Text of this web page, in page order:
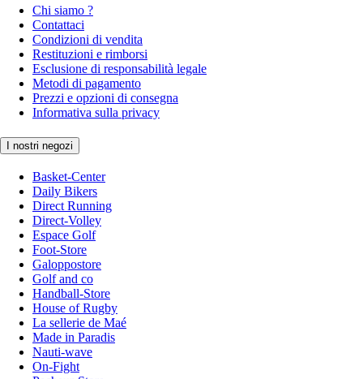
Chi siamo ?
Contattaci
Condizioni di vendita
Restituzioni e rimborsi
Esclusione di responsabilità legale
Metodi di pagamento
Prezzi e opzioni di consegna
Informativa sulla privacy
I nostri negozi
Basket-Center
Daily Bikers
Direct Running
Direct-Volley
Espace Golf
Foot-Store
Galoppostore
Golf and co
Handball-Store
House of Rugby
La sellerie de Maé
Made in Paradis
Nauti-wave
On-Fight